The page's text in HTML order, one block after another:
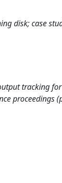
disk; case
tracking
proceedings